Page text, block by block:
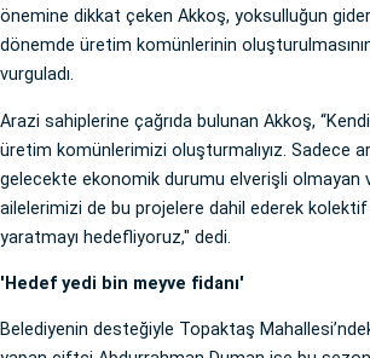
önemine dikkat çeken Akkoş, yoksulluğun
dönemde üretim komünlerinin
vurguladı.
Arazi sahiplerine çağrıda bulunan Akkoş,
üretim komünlerimizi oluşturmalıyız. Sadece
gelecekte ekonomik durumu elverişli olmayan
ailelerimizi de bu projelere dahil ederek kolektif
yaratmayı hedefliyoruz," dedi.
'Hedef yedi bin meyve fidanı'
Belediyenin desteğiyle Topaktaş